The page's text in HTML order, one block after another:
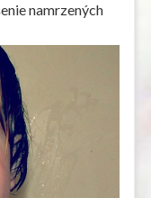
namrzených